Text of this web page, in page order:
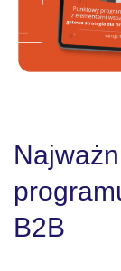
B2B